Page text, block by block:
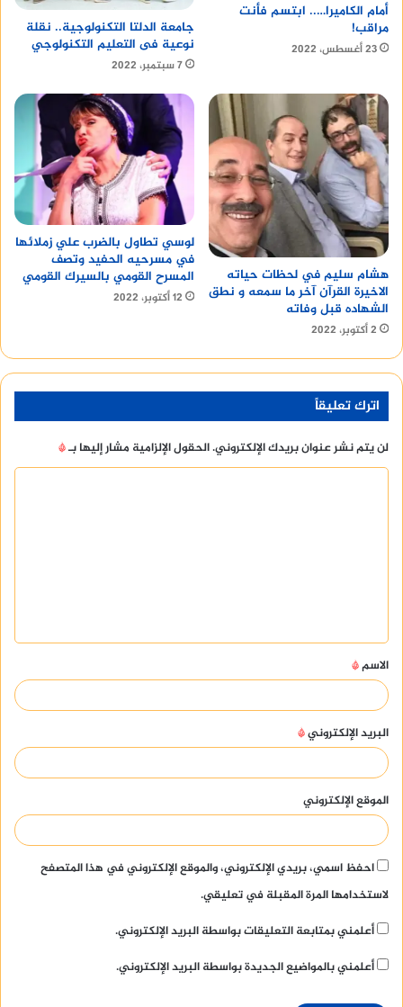
أمام الكاميرا….. ابتسم فأنت
مراقب!
23 أغسطس، 2022
جامعة الدلتا التكنولوجية.. نقلة
نوعية فى التعليم التكنولوجي
7 سبتمبر، 2022
هشام سليم في لحظات حياته
الاخيرة القرآن آخر ما سمعه و نطق
الشهاده قبل وفاته
2 أكتوبر، 2022
لوسي تطاول بالضرب علي زملائها
في مسرحيه الحفيد وتصف
المسرح القومي بالسيرك القومي
12 أكتوبر، 2022
اترك تعليقاً
لن يتم نشر عنوان بريدك الإلكتروني.الحقول الإلزامية مشار إليها بـ*
ق
*
الاسم*
البريد الإلكتروني*
الموقع الإلكتروني
احفظ اسمي، بريدي الإلكتروني، والموقع الإلكتروني في هذا المتصفح
لاستخدامها المرة المقبلة في تعليقي.
أعلمني بمتابعة التعليقات بواسطة البريد الإلكتروني.
أعلمني بالمواضيع الجديدة بواسطة البريد الإلكتروني.